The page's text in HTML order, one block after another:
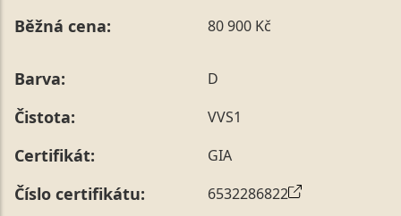
Běžná cena: 80 900 Kč
Barva: D
Čistota: VVS1
Certifikát: GIA
Číslo certifikátu: 6532286822